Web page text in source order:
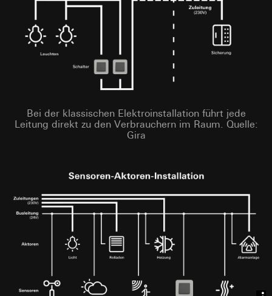
Bei der klassischen Elektroinstallation führt jede
Leitung direkt zu den Verbrauchern im Raum. Quelle:
Gira